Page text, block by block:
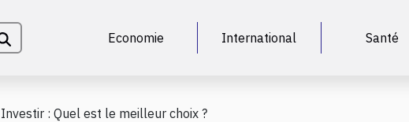
Economie International Santé
: Quel est le meilleur choix ?